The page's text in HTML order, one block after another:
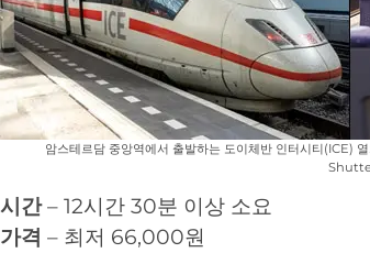
암스테르담 중앙역에서 출발하는 도이체반 인터시티
시간– 12시간 30분 이상 소요
가격 – 최저 66,000원